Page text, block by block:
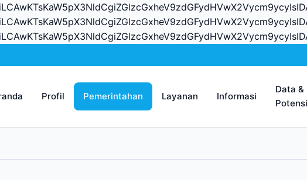
Profil Pemerintahan Layanan Informasi
Data &
Potensi